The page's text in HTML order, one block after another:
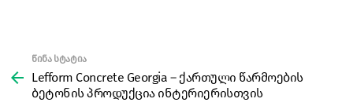
more
წინა სტატია
Lefform Concrete Georgia – ქართული წარმოების
ბეტონის პროდუქცია ინტერიერისთვის